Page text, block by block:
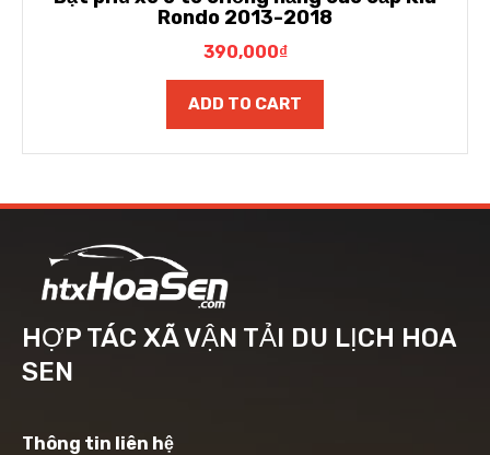
Rondo 2013-2018
390,000₫
ADD TO CART
HỢP TÁC XÃ VẬN TẢI DU LỊCH HOA
SEN
Thông tin liên hệ